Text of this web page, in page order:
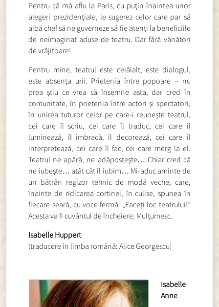
Pentru că mă aflu la Paris, cu puţin înaintea unor
alegeri prezidenţiale, le sugerez celor care par să
aibă chef să ne guverneze să fie atenţi la beneficiile
de neimaginat aduse de teatru. Dar fără vânători
de vrăjitoare!
Pentru mine, teatrul este celălalt, este dialogul,
este absenţa urii. Prietenia între popoare – nu
prea ştiu ce vrea să însemne asta, dar cred în
comunitate, în prietenia între actori şi spectatori,
în unirea tuturor celor pe care-i reuneşte teatrul,
cei care îl scriu, cei care îl traduc, cei care îl
luminează, îl îmbracă, îl decorează, cei care îl
interpretează, cei care îl fac, cei care merg la el.
Teatrul ne apără, ne adăposteşte… Chiar cred că
ne iubeşte… atât cât îl iubim… Mi-aduc aminte de
un bătrân regizor tehnic de modă veche, care,
înainte de ridicarea cortinei, în culise, spunea în
fiecare seară, cu voce fermă: „Faceţi loc teatrului!”
Acesta va fi cuvântul de încheiere. Mulţumesc.
Isabelle Huppert
(traducere în limba română: Alice Georgescu)
Isabelle
Anne